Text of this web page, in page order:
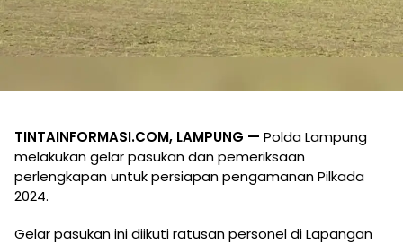
TINTAINFORMASI.COM, LAMPUNG — Polda Lampung
melakukan gelar pasukan dan pemeriksaan
perlengkapan untuk persiapan pengamanan Pilkada
2024.
Gelar pasukan ini diikuti ratusan personel di Lapangan